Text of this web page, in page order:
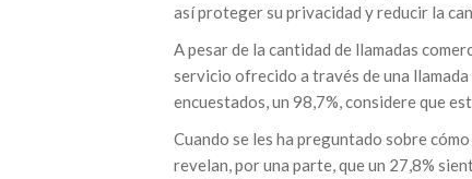
así proteger su privacidad y reducir la
A pesar de la cantidad de llamadas
servicio ofrecido a través de una
encuestados, un 98,7%, considere que
Cuando se les ha preguntado sobre
revelan, por una parte, que un 27,8%